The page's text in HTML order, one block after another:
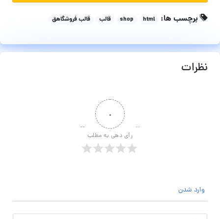
برچسب ها: html
shop قالب قالب فروشگاهق
نظرات
۰
رأی دهی به مطلب
وارد شدن